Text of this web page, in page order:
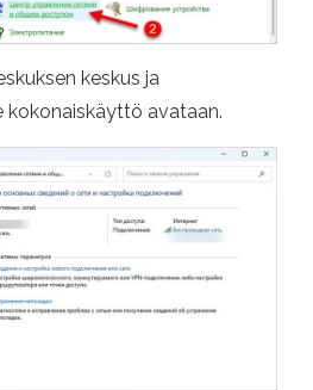
keskus ja
avataan.